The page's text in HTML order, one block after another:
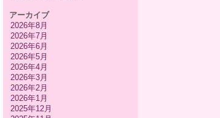
アーカイブ
2026年8月
2026年7月
2026年6月
2026年5月
2026年4月
2026年3月
2026年2月
2026年1月
2025年12月